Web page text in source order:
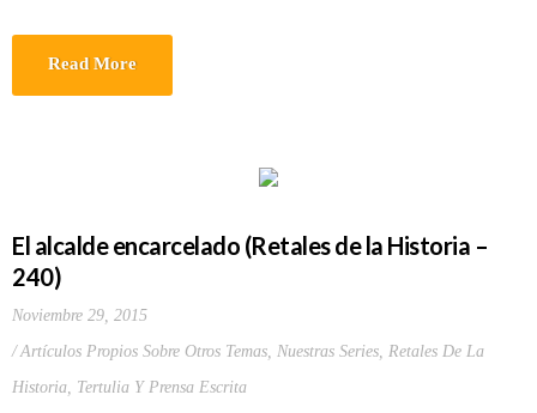
Read More
El alcalde encarcelado (Retales de la Historia –
240)
Noviembre 29, 2015
Artículos Propios Sobre Otros Temas, Nuestras Series, Retales De La
Historia, Tertulia Y Prensa Escrita